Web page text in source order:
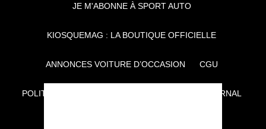
JE M'ABONNE À SPORT AUTO
KIOSQUEMAG : LA BOUTIQUE OFFICIELLE
ANNONCES VOITURE D’OCCASION CGU
POLITIQUE DE CONFIDENTIALITÉ L'AUTO JOURNAL